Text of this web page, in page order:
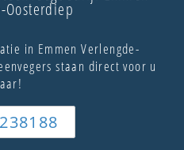
Oosterdiep
in Emmen Verlengde-
staan direct voor u